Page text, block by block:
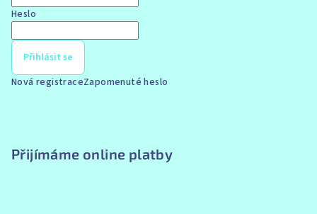
Heslo
Přihlásit se
Nová registraceZapomenuté heslo
Přijímáme online platby